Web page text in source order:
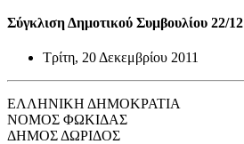
Σύγκλιση Δημοτικού Συμβουλίου 22/12
Τρίτη, 20 Δεκεμβρίου 2011
ΕΛΛΗΝΙΚΗ ΔΗΜΟΚΡΑΤΙΑ
ΝΟΜΟΣ ΦΩΚΙΔΑΣ
ΔΗΜΟΣ ΔΩΡΙΔΟΣ